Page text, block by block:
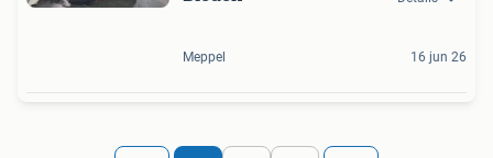
Meppel 16 jun 26